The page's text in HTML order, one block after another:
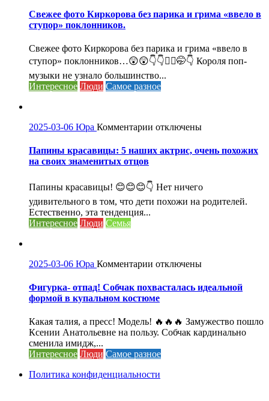
Свежее
фото
парика
и
грима
«ввело
Свежее фото Киркорова без парика и грима «ввело в
ступор» поклонников.
Свежее фото Киркорова без парика и грима «ввело в
ступор» поклонников…😲😲👇👇🤦‍♀️🤭👇 Короля поп-
музыки не узнало большинство...
Интересное Люди Самое разное
2025-03-06 Юра Комментарии к
Папины
красавицы:
актрис,
очень
отключены
Папины красавицы: 5 наших актрис, очень похожих
на своих знаменитых отцов
Папины красавицы! 😊😊😊👇 Нет ничего
удивительного в том, что дети похожи на родителей.
Естественно, эта тенденция...
Интересное Люди Семья
2025-03-06 Юра Комментарии к
Фигурка-
отпад!
похвасталась
идеальной
формой
в
купальном
костюме
отключены
Фигурка- отпад! Собчак похвасталась идеальной
формой в купальном костюме
Какая талия, а пресс! Модель! 🔥🔥🔥 Замужество пошло
Ксении Анатольевне на пользу. Собчак кардинально
сменила имидж,...
Интересное Люди Самое разное
Политика конфиденциальности